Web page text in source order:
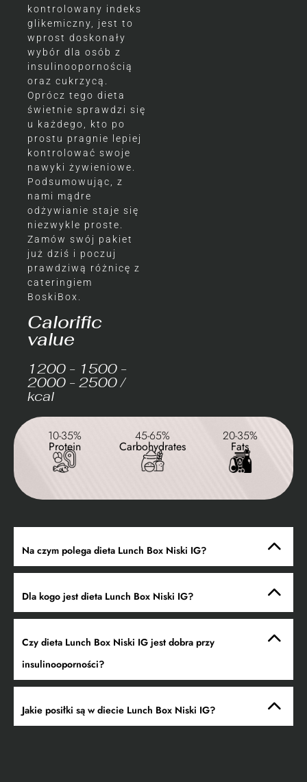
kontrolowany indeks
glikemiczny, jest to
wprost doskonały
wybór dla osób z
insulinoopornością
oraz cukrzycą.
Oprócz tego dieta
świetnie sprawdzi się
u każdego, kto po
prostu pragnie lepiej
kontrolować swoje
nawyki żywieniowe.
Podsumowując, z
nami mądre
odżywianie staje się
niezwykle proste.
Zamów swój pakiet
już dziś i poczuj
prawdziwą różnicę z
cateringiem
BoskiBox.
Calorific
value
1200 - 1500 -
2000 - 2500 /
kcal
10-35%
Protein
45-65%
Carbohydrates
20-35%
Fats
Na czym polega dieta Lunch Box Niski IG?
Dla kogo jest dieta Lunch Box Niski IG?
Czy dieta Lunch Box Niski IG jest dobra przy
insulinooporności?
Jakie posiłki są w diecie Lunch Box Niski IG?